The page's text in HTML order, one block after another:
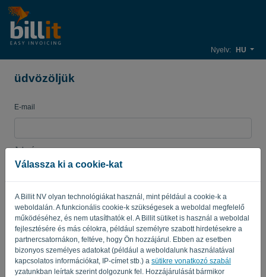
Válassza ki a cookie-kat
A Billit NV olyan technológiákat használ, mint például a cookie-k a
weboldalán. A funkcionális cookie-k szükségesek a weboldal megfelelő
működéséhez, és nem utasíthatók el. A Billit sütiket is használ a weboldal
fejlesztésére és más célokra, például személyre szabott hirdetésekre a
partnercsatornákon, feltéve, hogy Ön hozzájárul. Ebben az esetben
bizonyos személyes adatokat (például a weboldalunk használatával
kapcsolatos információkat, IP-címet stb.) a sütikre vonatkozó szabál
yzatunkban leírtak szerint dolgozunk fel. Hozzájárulását bármikor
Nyelv: HU
üdvözöljük
E-mail
Jelszó
Emlékeztess Elfelejtett jelszó?
BEJELENTKEZÉS